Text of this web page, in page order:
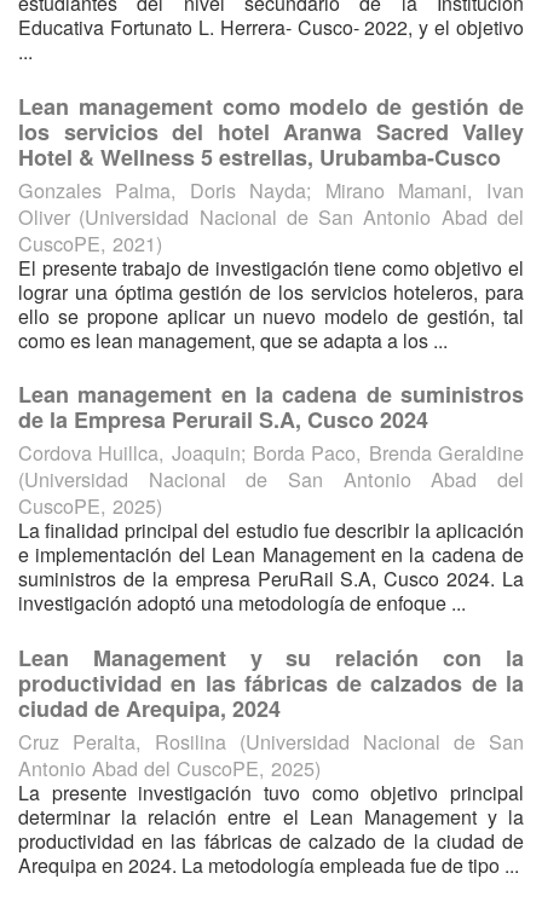
Educativa Fortunato L. Herrera- Cusco- 2022, y el objetivo
...
Lean management como modelo de gestión de
los servicios del hotel Aranwa Sacred Valley
Hotel & Wellness 5 estrellas, Urubamba-Cusco
Gonzales Palma, Doris Nayda; Mirano Mamani, Ivan
Oliver (Universidad Nacional de San Antonio Abad del
CuscoPE, 2021)
El presente trabajo de investigación tiene como objetivo el
lograr una óptima gestión de los servicios hoteleros, para
ello se propone aplicar un nuevo modelo de gestión, tal
como es lean management, que se adapta a los ...
Lean management en la cadena de suministros
de la Empresa Perurail S.A, Cusco 2024
Cordova Huillca, Joaquin; Borda Paco, Brenda Geraldine
(Universidad Nacional de San Antonio Abad del
CuscoPE, 2025)
La finalidad principal del estudio fue describir la aplicación
e implementación del Lean Management en la cadena de
suministros de la empresa PeruRail S.A, Cusco 2024. La
investigación adoptó una metodología de enfoque ...
Lean Management y su relación con la
productividad en las fábricas de calzados de la
ciudad de Arequipa, 2024
Cruz Peralta, Rosilina (Universidad Nacional de San
Antonio Abad del CuscoPE, 2025)
La presente investigación tuvo como objetivo principal
determinar la relación entre el Lean Management y la
productividad en las fábricas de calzado de la ciudad de
Arequipa en 2024. La metodología empleada fue de tipo ...